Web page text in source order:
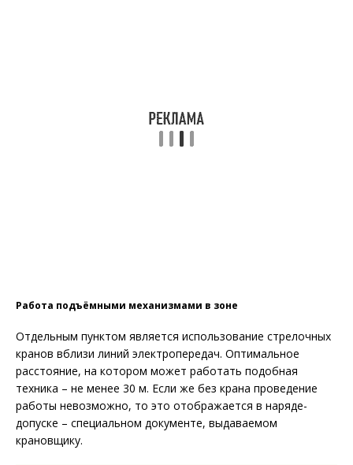
Работа подъёмными механизмами в зоне
Отдельным пунктом является использование стрелочных
кранов вблизи линий электропередач. Оптимальное
расстояние, на котором может работать подобная
техника – не менее 30 м. Если же без крана проведение
работы невозможно, то это отображается в наряде-
допуске – специальном документе, выдаваемом
крановщику.